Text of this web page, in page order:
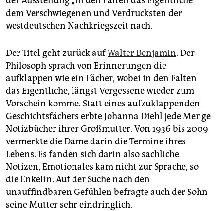
dem Verschwiegenen und Verdrucksten der
westdeutschen Nachkriegszeit nach.
Der Titel geht zurück aufWalter Benjamin. Der
Philosoph sprach von Erinnerungen die
aufklappen wie ein Fächer, wobei in den Falten
das Eigentliche, längst Vergessene wieder zum
Vorschein komme. Statt eines aufzuklappenden
Geschichtsfächers erbte Johanna Diehl jede Menge
Notizbücher ihrer Großmutter. Von 1936 bis 2009
vermerkte die Dame darin die Termine ihres
Lebens. Es fanden sich darin also sachliche
Notizen, Emotionales kam nicht zur Sprache, so
die Enkelin. Auf der Suche nach den
unauffindbaren Gefühlen befragte auch der Sohn
seine Mutter sehr eindringlich.